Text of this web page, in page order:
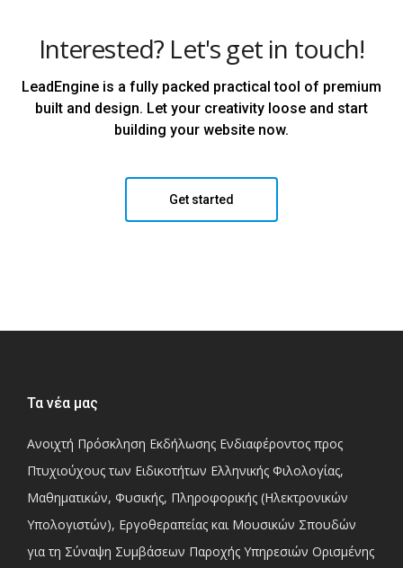
Interested? Let's get in touch!
LeadEngine is a fully packed practical tool of premium
built and design. Let your creativity loose and start
building your website now.
Get started
Τα νέα μας
Ανοιχτή Πρόσκληση Εκδήλωσης Ενδιαφέροντος προς
Πτυχιούχους των Ειδικοτήτων Ελληνικής Φιλολογίας,
Μαθηματικών, Φυσικής, Πληροφορικής (Ηλεκτρονικών
Υπολογιστών), Εργοθεραπείας και Μουσικών Σπουδών
για τη Σύναψη Συμβάσεων Παροχής Υπηρεσιών Ορισμένης